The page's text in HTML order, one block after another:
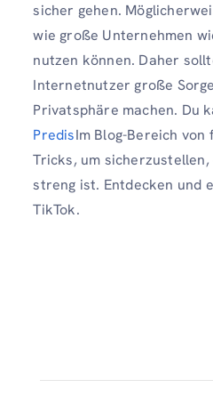
sicher gehen.
wie große Unternehmen
nutzen können. Daher
Internetnutzer große
Privatsphäre machen. Du
PredisIm Blog-Bereich von
Tricks, um
streng ist. Entdecken und
TikTok.